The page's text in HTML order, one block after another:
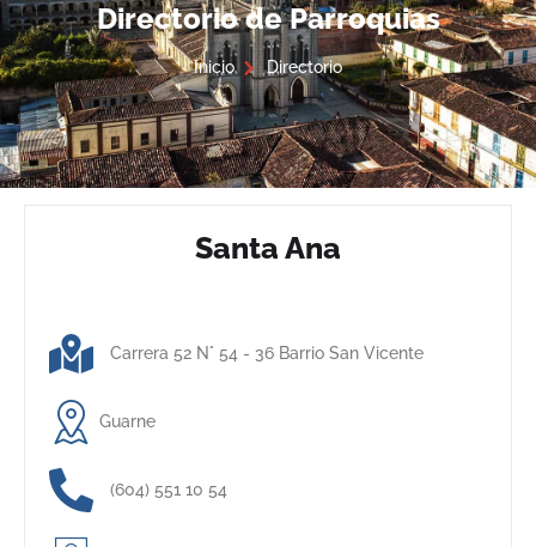
Directorio de Parroquias
Inicio Directorio
Santa Ana
Carrera 52 N° 54 - 36 Barrio San Vicente
Guarne
(604) 551 10 54